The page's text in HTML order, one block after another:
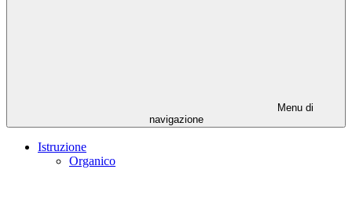
Menu di
navigazione
Istruzione
Organico